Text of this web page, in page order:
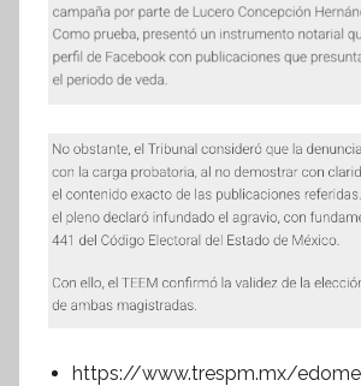
https://www.trespm.mx/